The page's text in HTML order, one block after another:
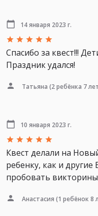
14 января 2023 г.
Спасибо за квест!!!
Праздник удался!
Татьяна (2 ребёнка 7
10 января 2023 г.
Квест делали на
ребенку, как и
пробовать
Анастасия (1 ребёнок 8